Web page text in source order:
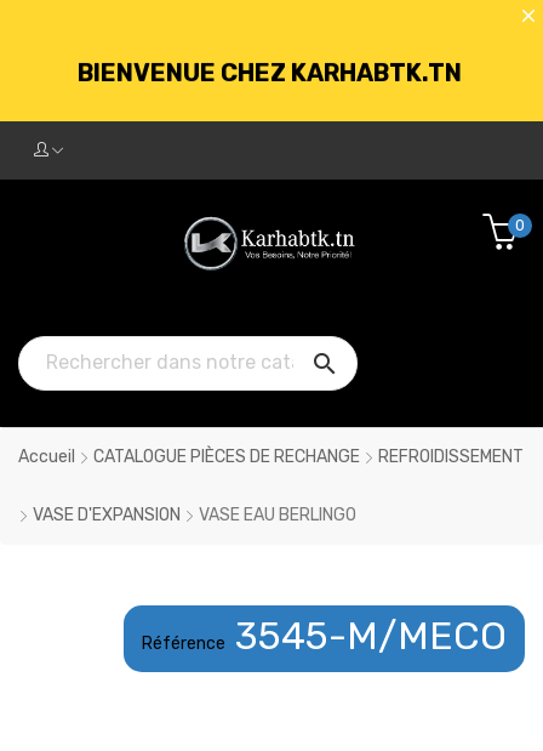
BIENVENUE CHEZ KARHABTK.TN
250DT D'ACHATS

0
Accueil CATALOGUE PIÈCES DE RECHANGE REFROIDISSEMENT
VASE D'EXPANSION VASE EAU BERLINGO
Référence 3545-M/MECO